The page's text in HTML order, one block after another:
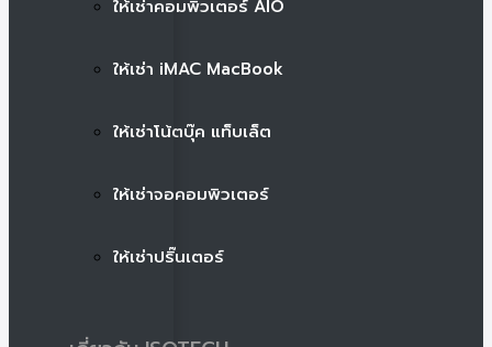
ให้เช่าคอมพิวเตอร์ AIO
ให้เช่า iMAC MacBook
ให้เช่าโน้ตบุ๊ค แท็บเล็ต
ให้เช่าจอคอมพิวเตอร์
ให้เช่าปริ๊นเตอร์